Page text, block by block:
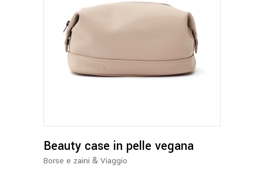
prodotto
ha
opzioni
possono
Beauty case in pelle vegana
Borse e zaini & Viaggio